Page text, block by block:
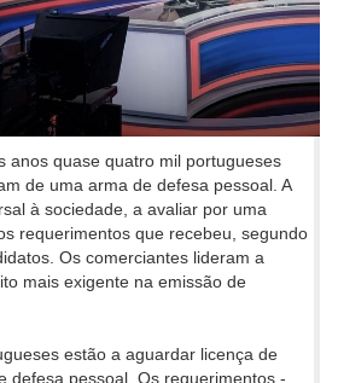
anos quase quatro mil portugueses
de uma arma de defesa pessoal. A
à sociedade, a avaliar por uma
requerimentos que recebeu, segundo
Os comerciantes lideram a
mais exigente na emissão de
estão a aguardar licença de
defesa pessoal. Os requerimentos -